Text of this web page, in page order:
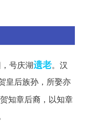
号庆湖遗老。汉
皇后族孙，所娶亦
贺知章后裔，以知章